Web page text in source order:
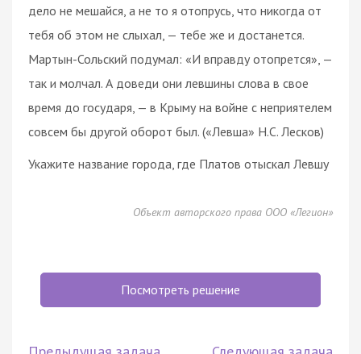
дело не мешайся, а не то я отопрусь, что никогда от
тебя об этом не слыхал, — тебе же и достанется.
Мартын-Сольский подумал: «И вправду отопрется», —
так и молчал. А доведи они левшины слова в свое
время до государя, — в Крыму на войне с неприятелем
совсем бы другой оборот был. («Левша» Н.С. Лесков)
Укажите название города, где Платов отыскал Левшу
Объект авторского права ООО «Легион»
Посмотреть решение